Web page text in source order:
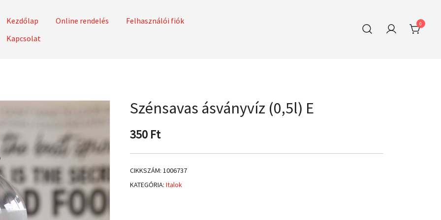
Kezdőlap Online rendelés
Felhasználói fiók
Kapcsolat
0
Szénsavas ásványvíz (0,5l) E
350 Ft
CIKKSZÁM: 1006737
KATEGÓRIA: Italok